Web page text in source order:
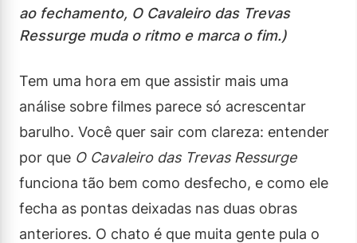
ao fechamento, O Cavaleiro das Trevas
Ressurge muda o ritmo e marca o fim.)
Tem uma hora em que assistir mais uma
análise sobre filmes parece só acrescentar
barulho. Você quer sair com clareza: entender
por que O Cavaleiro das Trevas Ressurge
funciona tão bem como desfecho, e como ele
fecha as pontas deixadas nas duas obras
anteriores. O chato é que muita gente pula o